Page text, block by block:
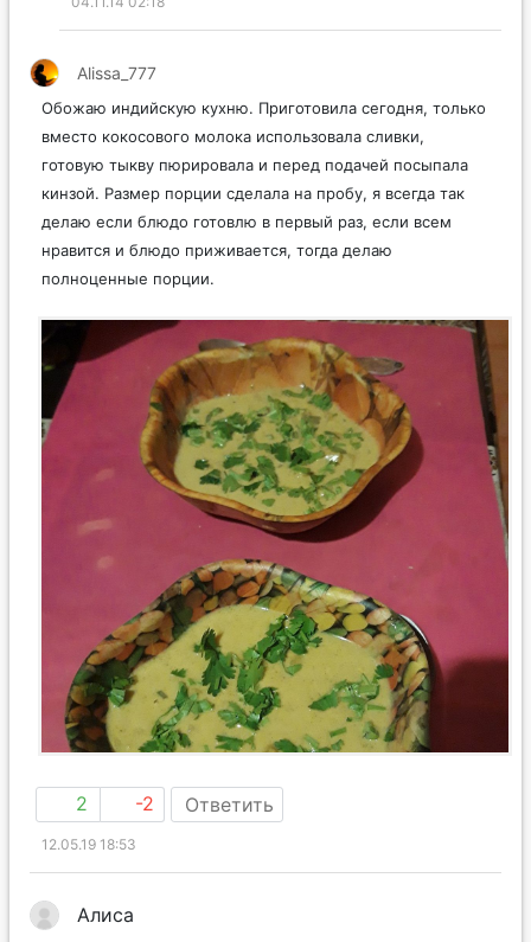
Alissa_777
Обожаю индийскую кухню. Приготовила сегодня, только
вместо кокосового молока использовала сливки,
готовую тыкву пюрировала и перед подачей посыпала
кинзой. Размер порции сделала на пробу, я всегда так
делаю если блюдо готовлю в первый раз, если всем
нравится и блюдо приживается, тогда делаю
полноценные порции.
2 -2 Ответить
12.05.19 18:53
Алиса